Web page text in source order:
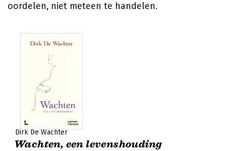
oordelen, niet meteen te handelen.
Dirk De Wachter
Wachten, een levenshouding